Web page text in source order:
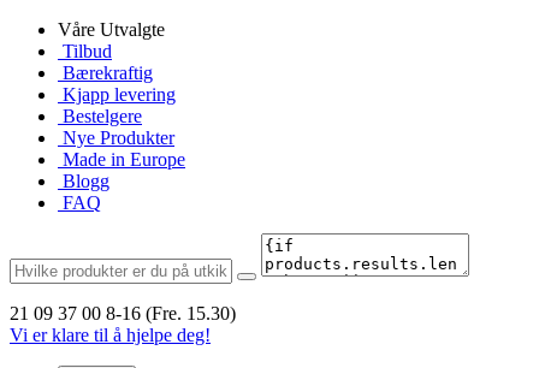
Våre Utvalgte
Tilbud
Bærekraftig
Kjapp levering
Bestelgere
Nye Produkter
Made in Europe
Blogg
FAQ
21 09 37 00 8-16 (Fre. 15.30)
Vi er klare til å hjelpe deg!